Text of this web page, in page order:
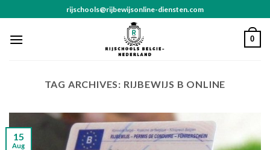
to
content
rijschools@rijbewijsonline-diensten.com
0
TAG ARCHIVES: RIJBEWIJS B ONLINE
15
Aug